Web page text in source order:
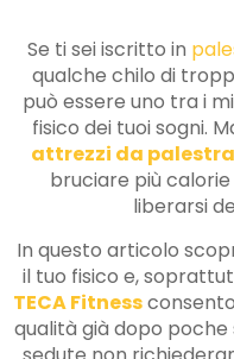
Se ti sei iscritto in
qualche chilo di
può essere uno tra i
fisico dei tuoi sogni.
attrezzi da palestra
bruciare più
liberarsi
In questo articolo
il tuo fisico e,
TECA Fitness
qualità già dopo